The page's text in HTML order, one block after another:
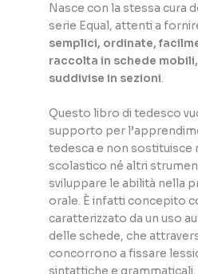
Nasce con la stessa cura
serie Equal, attenti a
semplici, ordinate,
raccolta in schede
suddivise in sezioni.
Questo libro di tedesco
supporto per
tedesca e non sostituisce
scolastico né altri
sviluppare le abilità nella
orale. È infatti concepito
caratterizzato da un uso
delle schede, che
concorrono a fissare
sintattiche e grammaticali.